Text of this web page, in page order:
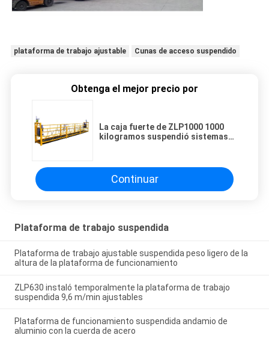
plataforma de trabajo ajustable Cunas de acceso suspendido
Obtenga el mejor precio por
La caja fuerte de ZLP1000 1000
kilogramos suspendió sistemas
Continuar
Plataforma de trabajo suspendida
Plataforma de trabajo ajustable suspendida peso ligero de la
altura de la plataforma de funcionamiento
ZLP630 instaló temporalmente la plataforma de trabajo
suspendida 9,6 m/min ajustables
Plataforma de funcionamiento suspendida andamio de
aluminio con la cuerda de acero